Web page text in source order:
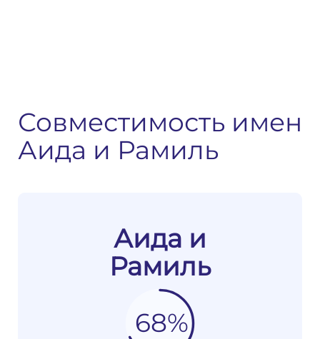
Совместимость имен
Аида и Рамиль
Аида и
Рамиль
68%